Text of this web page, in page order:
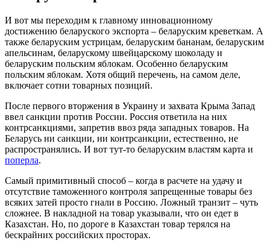
И вот мы переходим к главному инновационному
достижению беларуского экспорта – беларуским креветкам. А
также беларуским устрицам, беларуским бананам, беларуским
апельсинам, беларускому швейцарскому шоколаду и
беларуским польским яблокам. Особенно беларуским
польским яблокам. Хотя общий перечень, на самом деле,
включает сотни товарных позиций.
После первого вторжения в Украину и захвата Крыма Запад
ввел санкции против России. Россия ответила на них
контрсанкциями, запретив ввоз ряда западных товаров. На
Беларусь ни санкции, ни контрсанкции, естественно, не
распространялись. И вот тут-то беларуским властям карта и
поперла.
Самый примитивный способ – когда в расчете на удачу и
отсутствие таможенного контроля запрещенные товары без
всяких затей просто гнали в Россию. Ложный транзит – чуть
сложнее. В накладной на товар указывали, что он едет в
Казахстан. Но, по дороге в Казахстан товар терялся на
бескрайних российских просторах.